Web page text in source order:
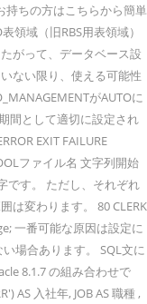
ちの方はこちらから簡単
域（旧RBS用表領域）
がって、データベース設
ない限り、使える可能性
がAUTOに
間として適切に設定され
EXIT FAILURE
ファイル名 文字列開始
です。 ただし、それぞれ
は変わります。 80 CLERK
一番可能な原因は設定に
場合あります。 SQL文に
8.1.7 の組み合わせで
AS 入社年, JOB AS 職種 ,